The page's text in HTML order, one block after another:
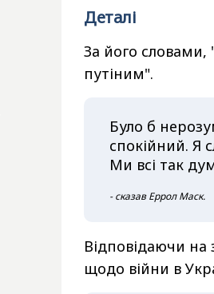
Деталі
За його
путіним".
Було б
спокійний. Я
Ми всі так
- сказав Еррол Маск.
Відповідаючи
щодо війни в